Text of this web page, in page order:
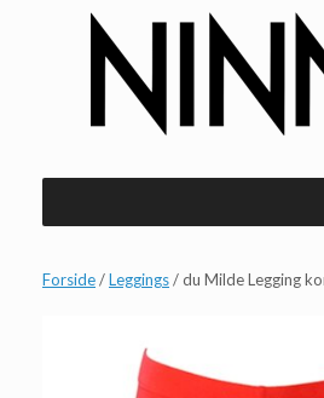
Forside/Leggings/ du Milde Legging